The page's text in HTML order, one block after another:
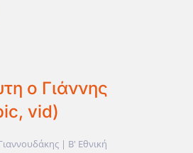
ο Γιάννης
vid)
| Β' Εθνική